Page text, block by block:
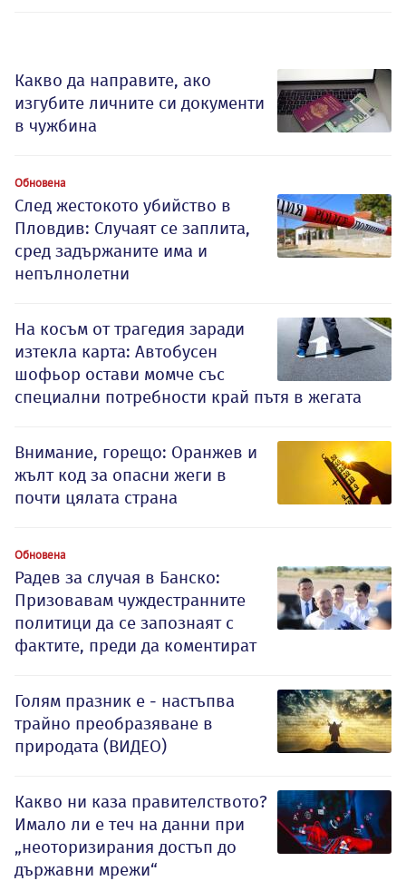
Какво да направите, ако
изгубите личните си документи
в чужбина
Обновена
След жестокото убийство в
Пловдив: Случаят се заплита,
сред задържаните има и
непълнолетни
На косъм от трагедия заради
изтекла карта: Автобусен
шофьор остави момче със
специални потребности край пътя в жегата
Внимание, горещо: Оранжев и
жълт код за опасни жеги в
почти цялата страна
Обновена
Радев за случая в Банско:
Призовавам чуждестранните
политици да се запознаят с
фактите, преди да коментират
Голям празник е - настъпва
трайно преобразяване в
природата (ВИДЕО)
Какво ни каза правителството?
Имало ли е теч на данни при
„неоторизирания достъп до
държавни мрежи“